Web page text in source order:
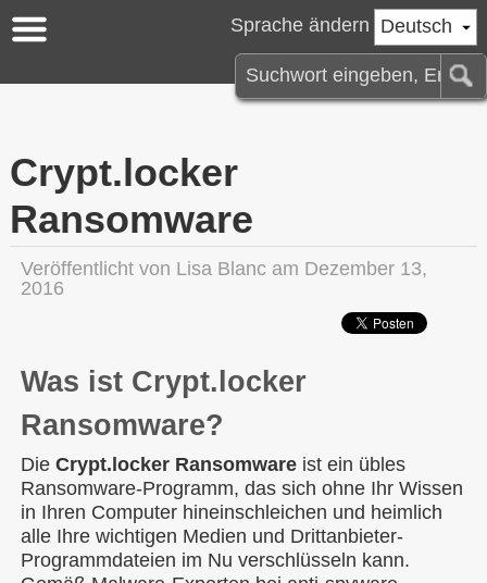
Deutsch
Sprache ändern
Crypt.locker
Ransomware
Veröffentlicht von Lisa Blanc am Dezember 13,
2016
Was ist Crypt.locker
Ransomware?
Die Crypt.locker Ransomware ist ein übles
Ransomware-Programm, das sich ohne Ihr Wissen
in Ihren Computer hineinschleichen und heimlich
alle Ihre wichtigen Medien und Drittanbieter-
Programmdateien im Nu verschlüsseln kann.